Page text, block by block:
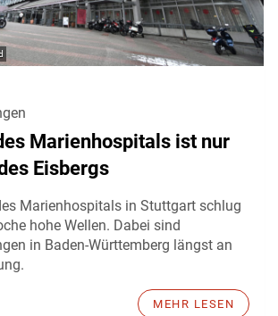
Marienhospitals ist nur
Eisbergs
Marienhospitals in Stuttgart schlug
hohe Wellen. Dabei sind
in Baden-Württemberg längst an
MEHR LESEN